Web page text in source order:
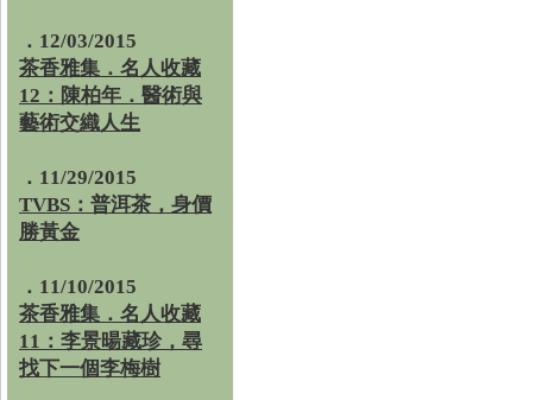
．12/03/2015
茶香雅集．名人收藏
12：陳柏年．醫術與
藝術交織人生
．11/29/2015
TVBS：普洱茶，身價
勝黃金
．11/10/2015
茶香雅集．名人收藏
11：李景暘藏珍，尋
找下一個李梅樹